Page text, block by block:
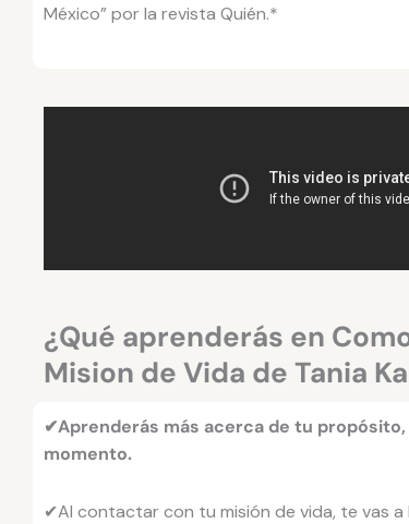
México” por la revista Quién.*
¿Qué aprenderás en
Mision de Vida de Tania
✔Aprenderás más acerca de tu
momento.
✔Al contactar con tu misión de vida, te vas